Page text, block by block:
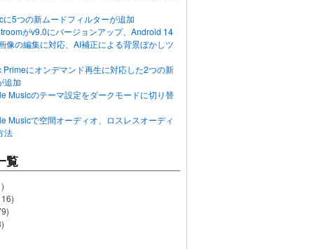
に5つの新ムードフィルターが追加
がv9.0にバージョンアップ、Android 14
像の編集に対応、AI補正による背景ぼかしツ
Primeにオンデマンド再生に対応した2つの新
追加
Musicのテーマ設定をダークモードに切り替
Musicで空間オーディオ、ロスレスオーディ
法
覧